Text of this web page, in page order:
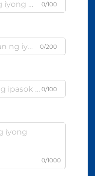
0/100
0/200
0/100
0/1000